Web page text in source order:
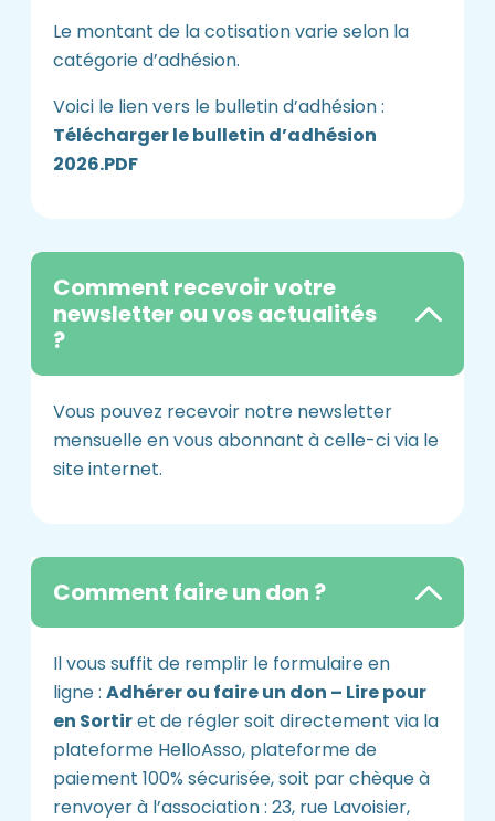
Le montant de la cotisation varie selon la
catégorie d’adhésion.
Voici le lien vers le bulletin d’adhésion :
Télécharger le bulletin d’adhésion
2026.PDF
Comment recevoir votre
newsletter ou vos actualités
?
Vous pouvez recevoir notre newsletter
mensuelle en vous abonnant à celle-ci via le
site internet.
Comment faire un don ?
Il vous suffit de remplir le formulaire en
ligne : Adhérer ou faire un don – Lire pour
en Sortiret de régler soit directement via la
plateforme HelloAsso, plateforme de
paiement 100% sécurisée, soit par chèque à
renvoyer à l’association : 23, rue Lavoisier,